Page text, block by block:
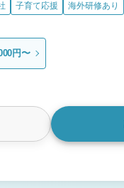
子育て応援 海外研修あり
円〜